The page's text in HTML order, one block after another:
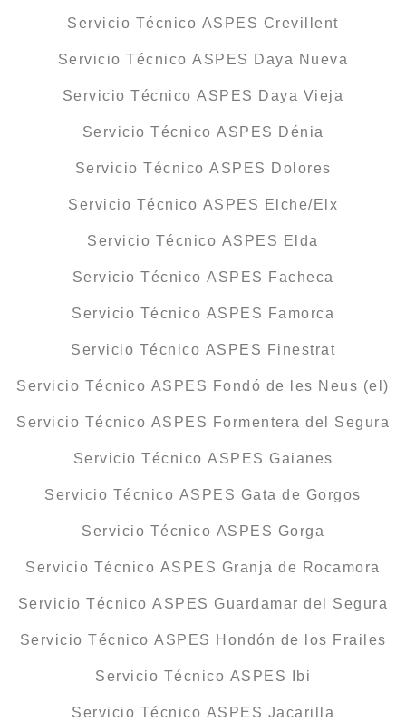
Servicio Técnico ASPES Crevillent
Servicio Técnico ASPES Daya Nueva
Servicio Técnico ASPES Daya Vieja
Servicio Técnico ASPES Dénia
Servicio Técnico ASPES Dolores
Servicio Técnico ASPES Elche/Elx
Servicio Técnico ASPES Elda
Servicio Técnico ASPES Facheca
Servicio Técnico ASPES Famorca
Servicio Técnico ASPES Finestrat
Servicio Técnico ASPES Fondó de les Neus (el)
Servicio Técnico ASPES Formentera del Segura
Servicio Técnico ASPES Gaianes
Servicio Técnico ASPES Gata de Gorgos
Servicio Técnico ASPES Gorga
Servicio Técnico ASPES Granja de Rocamora
Servicio Técnico ASPES Guardamar del Segura
Servicio Técnico ASPES Hondón de los Frailes
Servicio Técnico ASPES Ibi
Servicio Técnico ASPES Jacarilla